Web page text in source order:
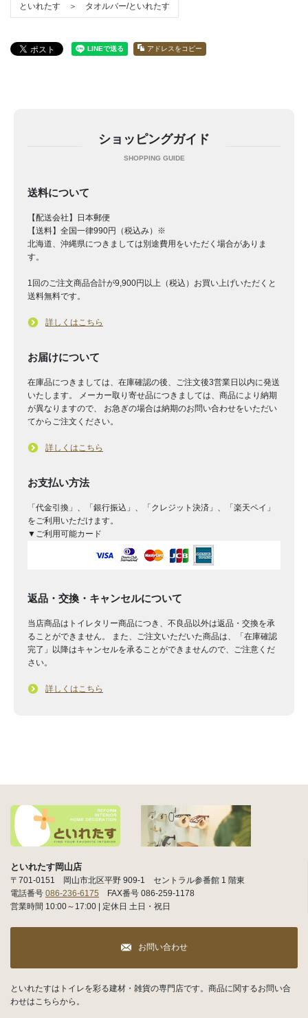
といれたす ＞ タオルバー/といれたす
アドレスをコピー
ショッピングガイド
送料について
【配送会社】日本郵便
【送料】全国一律990円（税込み）※
北海道、沖縄県につきましては別途費用をいただく場合がありま
す。
1回のご注文商品合計が9,900円以上（税込）お買い上げいただくと
送料無料です。
詳しくはこちら
お届けについて
在庫品につきましては、在庫確認の後、ご注文後3営業日以内に発送
いたします。 メーカー取り寄せ品につきましては、商品により納期
が異なりますので、 お急ぎの場合は納期のお問い合わせをいただい
てからご注文ください。
詳しくはこちら
お支払い方法
「代金引換」、「銀行振込」、「クレジット決済」、「楽天ペイ」
をご利用いただけます。
▼ご利用可能カード
返品・交換・キャンセルについて
当店商品はトイレタリー商品につき、不良品以外は返品・交換を承
ることができません。 また、ご注文いただいた商品は、「在庫確認
完了」以降はキャンセルを承ることができませんので、ご注意くだ
さい。
詳しくはこちら
といれたす岡山店
〒701-0151 岡山市北区平野 909-1 セントラル参番館 1 階東
電話番号 086-236-6175 FAX番号 086-259-1178
営業時間 10:00～17:00 | 定休日 土日・祝日
お問い合わせ
といれたすはトイレを彩る建材・雑貨の専門店です。商品に関するお問い合
わせはこちらから。